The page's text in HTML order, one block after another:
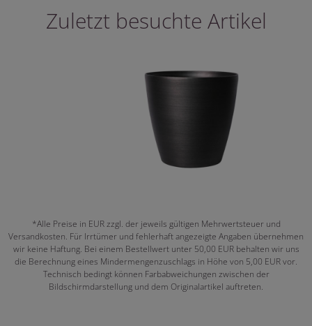
Zuletzt besuchte Artikel
*Alle Preise in EUR zzgl. der jeweils gültigen Mehrwertsteuer und
Versandkosten. Für Irrtümer und fehlerhaft angezeigte Angaben übernehmen
wir keine Haftung. Bei einem Bestellwert unter 50,00 EUR behalten wir uns
die Berechnung eines Mindermengenzuschlags in Höhe von 5,00 EUR vor.
Technisch bedingt können Farbabweichungen zwischen der
Bildschirmdarstellung und dem Originalartikel auftreten.